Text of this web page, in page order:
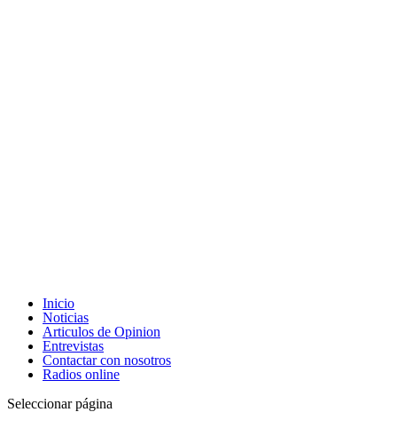
Inicio
Noticias
Articulos de Opinion
Entrevistas
Contactar con nosotros
Radios online
Seleccionar página